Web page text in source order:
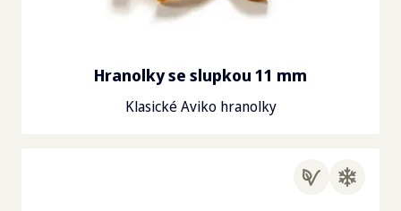
Hranolky se slupkou 11 mm
Klasické Aviko hranolky